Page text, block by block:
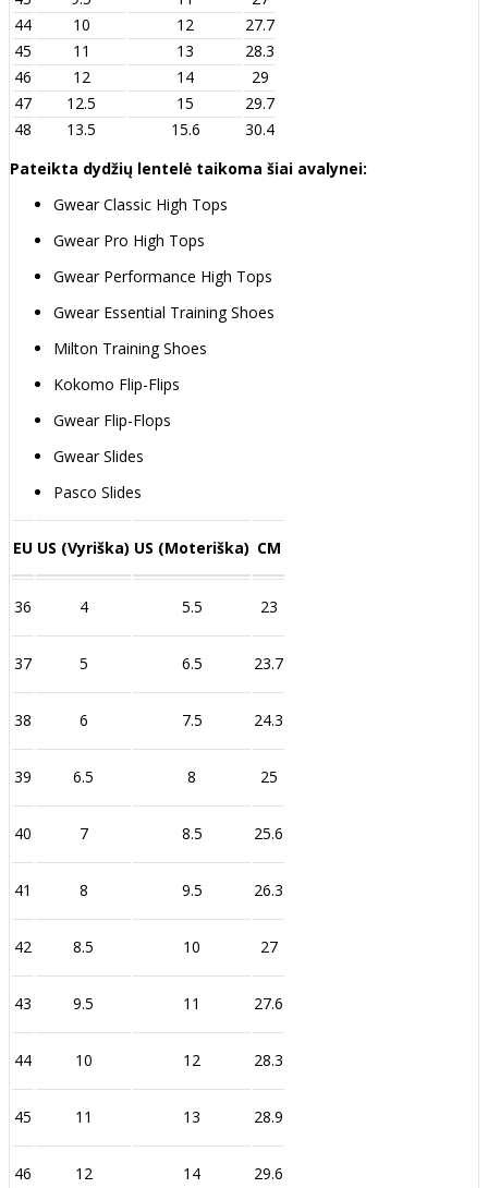
44
10 12
27.7
45
11 13
28.3
46
12 14
29
47
12.5 15
29.7
48
13.5 15.6
30.4
Pateikta dydžių lentelė taikoma šiai avalynei:
Gwear Classic High Tops
Gwear Pro High Tops
Gwear Performance High Tops
Gwear Essential Training Shoes
Milton Training Shoes
Kokomo Flip-Flips
Gwear Flip-Flops
Gwear Slides
Pasco Slides
EU US (Vyriška) US (Moteriška) CM
36 4 5.5 23
37 5 6.5 23.7
38 6 7.5 24.3
39 6.5 8 25
40 7 8.5 25.6
41 8 9.5 26.3
42 8.5 10 27
43 9.5 11 27.6
44 10 12 28.3
45 11 13 28.9
46 12 14 29.6